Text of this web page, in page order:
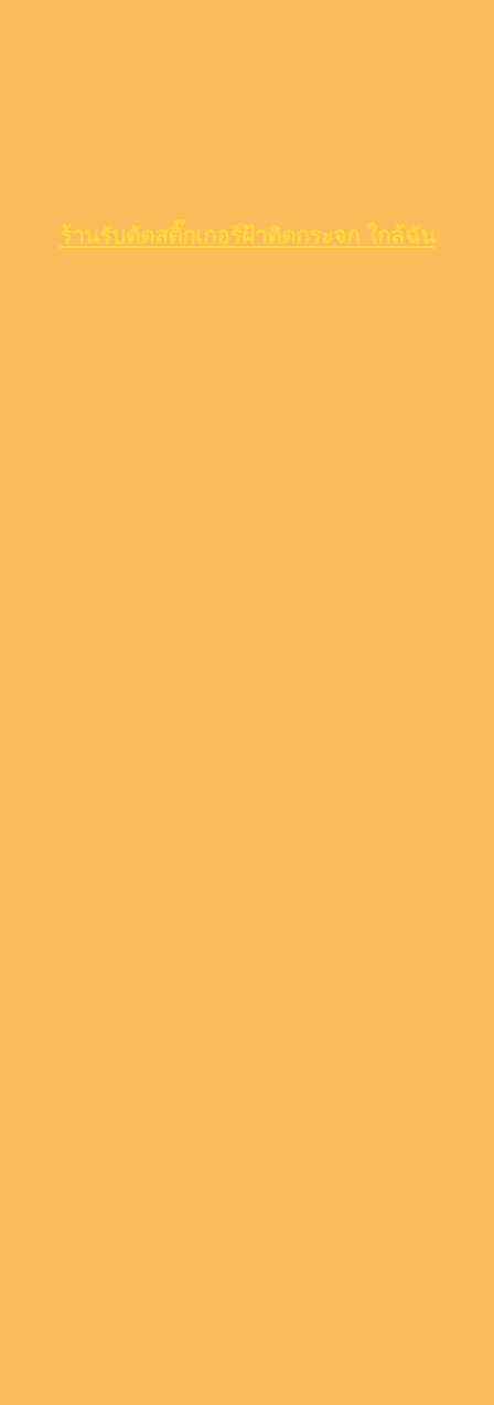
ร้านรับตัดสติ๊กเกอร์ฝ้าติดกระจก ใกล้ฉัน